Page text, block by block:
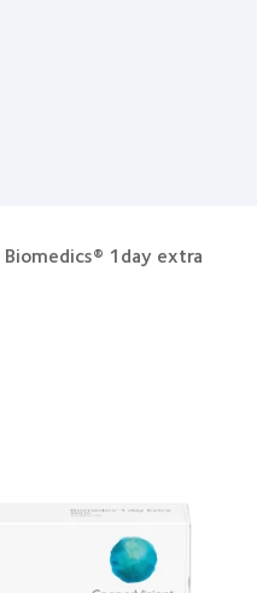
Biomedics® 1day extra